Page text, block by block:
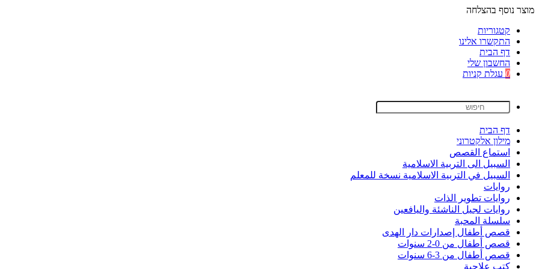
מוצר נוסף בהצלחה
קטגוריות
התקשרו אלינו
דף הבית
החשבון שלי
0 עגלת קניות
דף הבית
מילון אלקטרוני
استماع القصص
السبيل الى التربية الاسلامية
السبيل في التربية الاسلامية نسخة للمعلم
روايات
روايات تطوير الذات
روايات لجيل الناشئة واليافعين
سلسلة المحبة
قصص أطفال إصدارات دار الهدى
قصص أطفال من 0-2 سنوات
قصص أطفال من 3-6 سنوات
كتب علاجية